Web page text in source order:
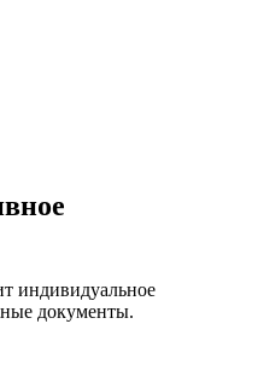
индивидуальное
документы.